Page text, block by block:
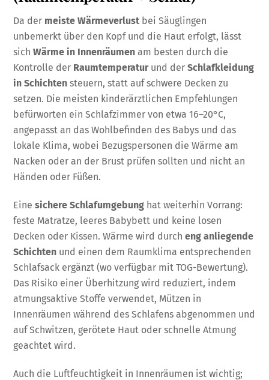
Da der meiste Wärmeverlust bei Säuglingen
unbemerkt über den Kopf und die Haut erfolgt, lässt
sichWärme in Innenräumen am besten durch die
Kontrolle der Raumtemperaturund derSchlafkleidung
in Schichten steuern, statt auf schwere Decken zu
setzen. Die meisten kinderärztlichen Empfehlungen
befürworten ein Schlafzimmer von etwa 16–20°C,
angepasst an das Wohlbefinden des Babys und das
lokale Klima, wobei Bezugspersonen die Wärme am
Nacken oder an der Brust prüfen sollten und nicht an
Händen oder Füßen.
Einesichere Schlafumgebung hat weiterhin Vorrang:
feste Matratze, leeres Babybett und keine losen
Decken oder Kissen. Wärme wird durcheng anliegende
Schichten und einen dem Raumklima entsprechenden
Schlafsack ergänzt (wo verfügbar mit TOG-Bewertung).
Das Risiko einer Überhitzung wird reduziert, indem
atmungsaktive Stoffe verwendet, Mützen in
Innenräumen während des Schlafens abgenommen und
auf Schwitzen, gerötete Haut oder schnelle Atmung
geachtet wird.
Auch die Luftfeuchtigkeit in Innenräumen ist wichtig;